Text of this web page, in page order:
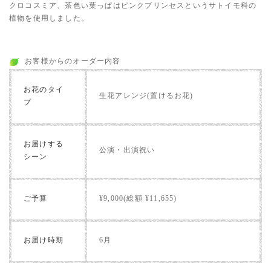
クロコスミア、茶色い葉っぱはピンクプリンセスというサトイモ科の
植物を使用しました。
お客様からのオーダー内容
お花のタイ
プ
生花アレンジ(置けるお花)
お届けする
シーン
公演・出演祝い
ご予算 ¥9,000(総額 ¥11,655)
お届け時期 6月